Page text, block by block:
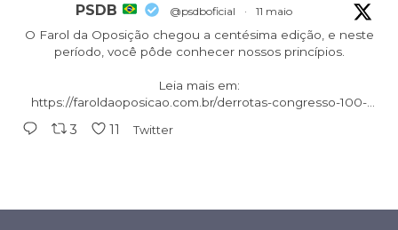
PSDB @psdboficial · 11 maio
O Farol da Oposição chegou a centésima edição, e neste
período, você pôde conhecer nossos princípios.
Leia mais em:
https://faroldaoposicao.com.br/derrotas-congresso-100-
3 11 Twitter